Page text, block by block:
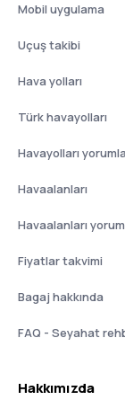
Mobil uygulama
Uçuş takibi
Hava yolları
Türk havayolları
Havayolları
Havaalanları
Havaalanları
Fiyatlar takvimi
Bagaj hakkında
FAQ - Seyahat
Hakkımızda